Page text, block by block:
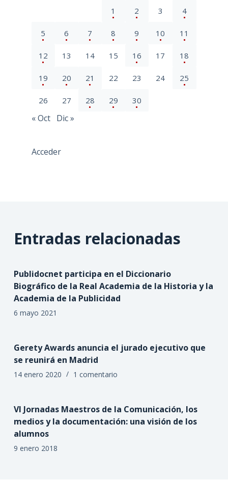
1 2 3 4
5 6 7 8 9 10 11
12 13 14 15 16 17 18
19 20 21 22 23 24 25
26 27 28 29 30
« Oct Dic »
Acceder
Entradas relacionadas
Publidocnet participa en el Diccionario
Biográfico de la Real Academia de la Historia y la
Academia de la Publicidad
6 mayo 2021
Gerety Awards anuncia el jurado ejecutivo que
se reunirá en Madrid
14 enero 2020 1 comentario
VI Jornadas Maestros de la Comunicación, los
medios y la documentación: una visión de los
alumnos
9 enero 2018